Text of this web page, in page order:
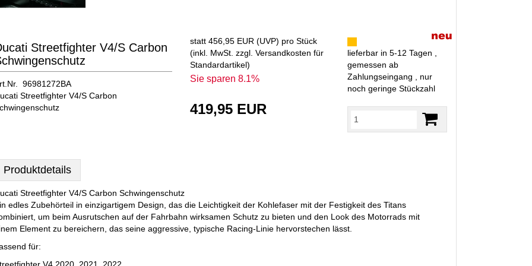
Streetfighter V4/S Carbon
96981272BA
Streetfighter V4/S Carbon
statt456,95 EUR (UVP) pro Stück
(inkl. MwSt. zzgl.Versandkosten für
Standardartikel)
Sie sparen 8.1%
419,95 EUR
lieferbar in 5-12 Tagen ,
gemessen ab
Zahlungseingang , nur
noch geringe Stückzahl
Produktdetails
Streetfighter V4/S Carbon Schwingenschutz
edles Zubehörteil in einzigartigem Design, das die Leichtigkeit der Kohlefaser mit der Festigkeit des Titans
um beim Ausrutschen auf der Fahrbahn wirksamen Schutz zu bieten und den Look des Motorrads mit
Element zu bereichern, das seine aggressive, typische Racing-Linie hervorstechen lässt.
für: